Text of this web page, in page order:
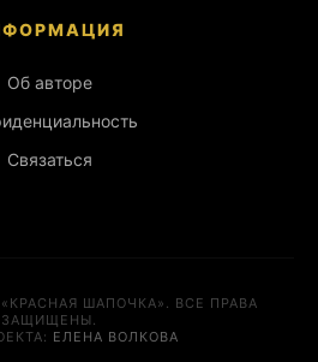
Об авторе
Связаться
«КРАСНАЯ ШАПОЧКА». ВСЕ ПРАВА
ЗАЩИЩЕНЫ.
ЕЛЕНА ВОЛКОВА